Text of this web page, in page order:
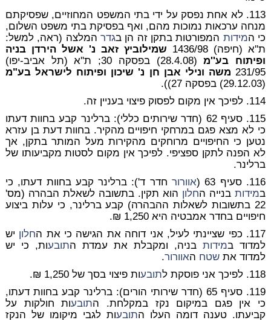
113. לא אחת נפסק על ידי בתי המשפט המחוזיים, שפסיקתם
מנחה ערכאות נמוכות מהם, ואף בפסיקת בתי משפט השלום,
כי המידות המפורטות בתקן זה הן בגדר המלצה (ראה, למשל:
ת''א (חיפה) 1436/98
שמילוביץ זאב נ' אשל הירדן בניה
ופיתוח בע''מ
(28.4.08) בפסקה 30; ת''א (תל אביב-יפו)
231/95 משה ונילי אבן חן נ' שיכון ופיתוח לישראל בע"מ
(29.12.03) בפסקה 27)).
114. לפיכך אין מקום לפסוק פיצוי בעניין זה.
115.
סעיף 62 (חדר שירותים כללי)
: ברלינר קבע בחוות דעתו
כי לא מצא פגם במרחקי חיפויים מהקיר. בחוות דעת בן עזרא
נטען כי החיפויים מרוחקים מהקירות מעל המותר בתקן, אך
לא הפנה לתקן ספציפי. לפיכך אין מקום לסטות מקביעותו של
ברלינר.
116. סעיף 63 (
אוורורחדר ד'): ברלינר קבע בחוות דעתו, כי
במידותבנייה החלון הוא תקין. בתשובה לשאלת הבהרה (מס'
22 בתשובות לשאלות ההבהרה) קבע ברלינר, כי עלות ביצוע
חיפויים בחדר אמבטיה היא 1,250 ₪.
117. כפי שציינתי לעיל, אני דוחה את הגישה כי את ה
חלון יש
למדוד במידותבניה, ומקבלת את עמדת התובעות, כי יש
למדוד את שטח האוורור.
118. לפיכך אני פוסקת ל
תובעות פיצוי בסך של 1,250 ₪.
119.
סעיף 65 (חדר שירותי הורים)
: ברלינר קבע בחוות דעתו,
כי אין פגם במיקום נקז במקלחת. התובעות חולקות על
קביעתו. טענה דומה העלו התובעות לגבי מיקומו של הנקז